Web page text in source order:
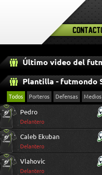
Plantilla - futmondo
Todos Porteros Defensas Medios
Pedro
Delantero
Caleb Ekuban
Delantero
Vlahovic
Delantero